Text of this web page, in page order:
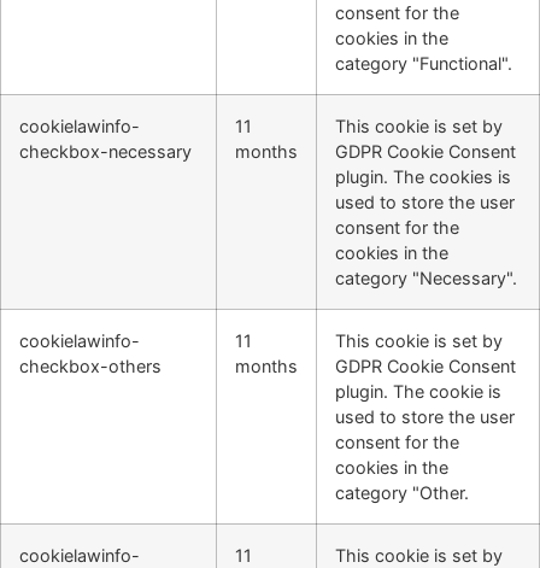
consent for the
cookies in the
category "Functional".
cookielawinfo-
checkbox-necessary
11
months
This cookie is set by
GDPR Cookie Consent
plugin. The cookies is
used to store the user
consent for the
cookies in the
category "Necessary".
cookielawinfo-
checkbox-others
11
months
This cookie is set by
GDPR Cookie Consent
plugin. The cookie is
used to store the user
consent for the
cookies in the
category "Other.
cookielawinfo-
11
This cookie is set by